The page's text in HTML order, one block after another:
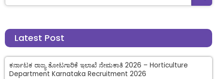
Latest Post
ಕರ್ನಾಟಕ ರಾಜ್ಯ ತೋಟಗಾರಿಕೆ ಇಲಾಖೆ ನೇಮಕಾತಿ 2026 – Horticulture
Department Karnataka Recruitment 2026